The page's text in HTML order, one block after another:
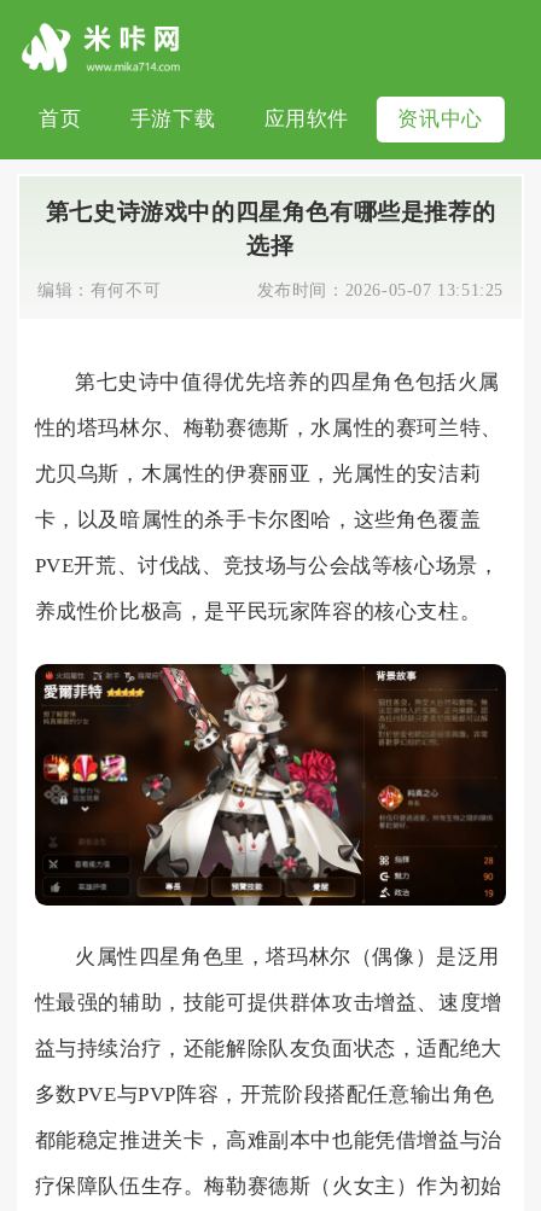
首页 手游下载 应用软件 资讯中心
第七史诗游戏中的四星角色有哪些是推荐的
选择
编辑： 有何不可 发布时间： 2026-05-07 13:51:25
第七史诗中值得优先培养的四星角色包括火属
性的塔玛林尔、梅勒赛德斯，水属性的赛珂兰特、
尤贝乌斯，木属性的伊赛丽亚，光属性的安洁莉
卡，以及暗属性的杀手卡尔图哈，这些角色覆盖
PVE开荒、讨伐战、竞技场与公会战等核心场景，
养成性价比极高，是平民玩家阵容的核心支柱。
火属性四星角色里，塔玛林尔（偶像）是泛用
性最强的辅助，技能可提供群体攻击增益、速度增
益与持续治疗，还能解除队友负面状态，适配绝大
多数PVE与PVP阵容，开荒阶段搭配任意输出角色
都能稳定推进关卡，高难副本中也能凭借增益与治
疗保障队伍生存。梅勒赛德斯（火女主）作为初始